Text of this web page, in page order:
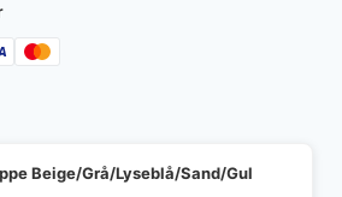
Beige/Grå/Lyseblå/Sand/Gul